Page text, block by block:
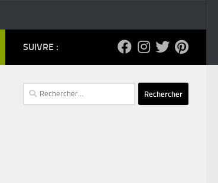
SUIVRE :
Rechercher :